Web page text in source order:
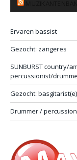
Ervaren bassist
Gezocht: zangeres
SUNBURST country/
percussionist/
Gezocht: basgitarist(e)
Drummer /